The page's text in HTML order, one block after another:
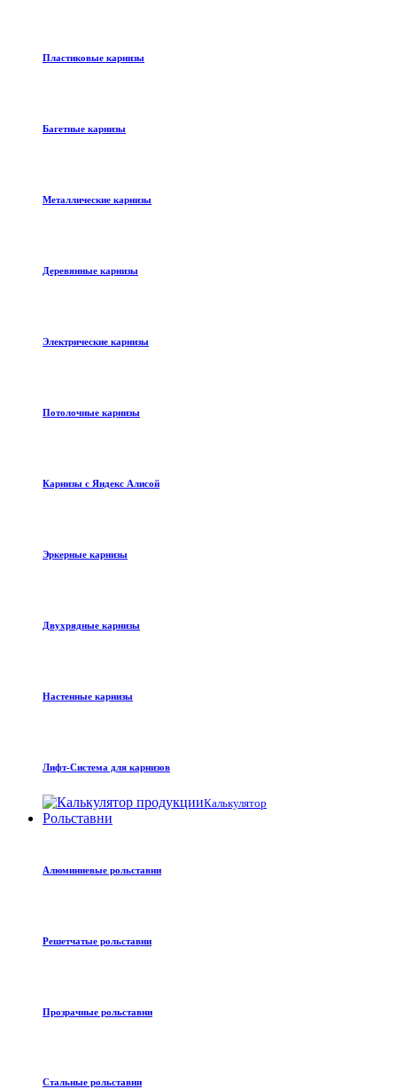
Пластиковые карнизы
Багетные карнизы
Металлические карнизы
Деревянные карнизы
Электрические карнизы
Потолочные карнизы
Карнизы с Яндекс Алисой
Эркерные карнизы
Двухрядные карнизы
Настенные карнизы
Лифт-Система для карнизов
Калькулятор
Рольставни
Алюминиевые рольставни
Решетчатые рольставни
Прозрачные рольставни
Стальные рольставни